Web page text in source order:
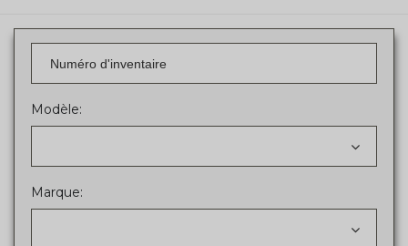
Modèle:
Marque: